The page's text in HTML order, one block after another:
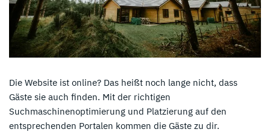
Die Website ist online? Das heißt noch lange nicht, dass
Gäste sie auch finden. Mit der richtigen
Suchmaschinenoptimierung und Platzierung auf den
entsprechenden Portalen kommen die Gäste zu dir.